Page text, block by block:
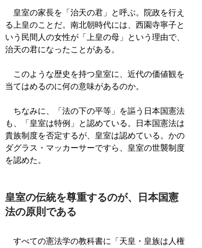
皇室の家長を「治天の君」と呼ぶ。院政を行え
る上皇のことだ。南北朝時代には、西園寺寧子と
いう民間人の女性が「上皇の母」という理由で、
治天の君になったことがある。
このような歴史を持つ皇室に、近代の価値観を
当てはめるのに何の意味があるのか。
ちなみに、「法の下の平等」を謳う日本国憲法
も、「皇室は特例」と認めている。日本国憲法は
貴族制度を否定するが、皇室は認めている。かの
ダグラス・マッカーサーですら、皇室の世襲制度
を認めた。
皇室の伝統を尊重するのが、日本国憲
法の原則である
すべての憲法学の教科書に「天皇・皇族は人権